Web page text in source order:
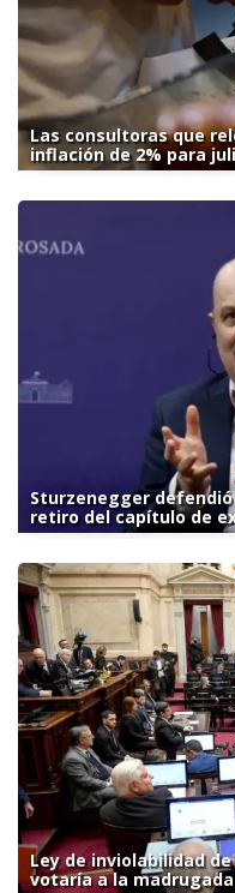
Las consultoras que
inflación de 2% para
Sturzenegger
retiro del capítulo de
Ley de inviolabilidad
votaría a la madrugada